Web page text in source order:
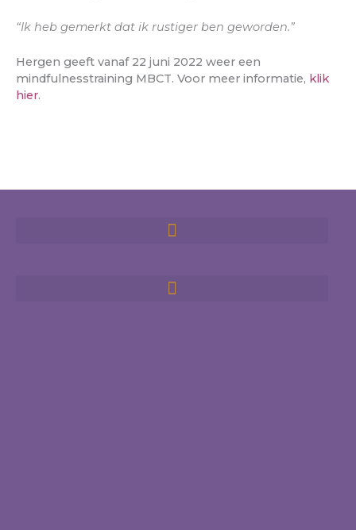
“Ik heb gemerkt dat ik rustiger ben geworden.”
Hergen geeft vanaf 22 juni 2022 weer een
mindfulnesstraining MBCT. Voor meer informatie, klik
hier.